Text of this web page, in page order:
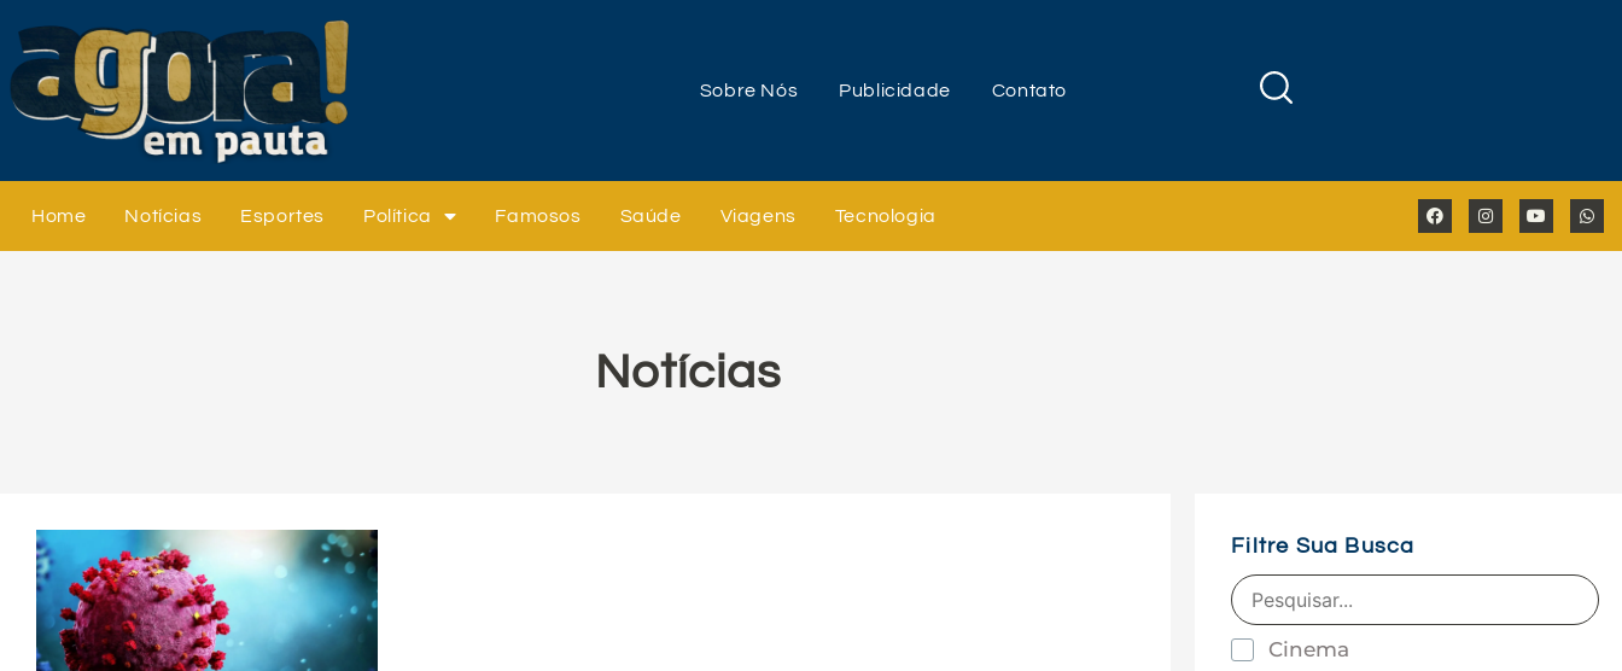
Sobre Nós Publicidade Contato
Home Notícias Esportes Política Famosos Saúde Viagens Tecnologia
Notícias
Filtre Sua Busca
Cinema